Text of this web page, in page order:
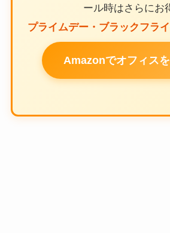
ール時はさらにお
プライムデー・ブラックフラ
Amazonでオフィス